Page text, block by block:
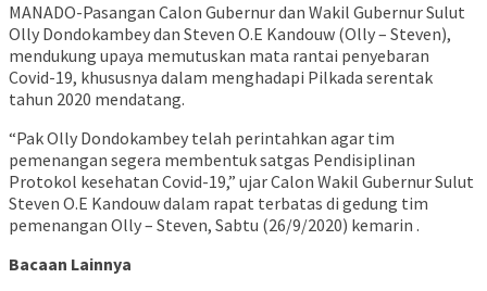
MANADO-Pasangan Calon Gubernur dan Wakil Gubernur Sulut
Olly Dondokambey dan Steven O.E Kandouw (Olly – Steven),
mendukung upaya memutuskan mata rantai penyebaran
Covid-19, khususnya dalam menghadapi Pilkada serentak
tahun 2020 mendatang.
“Pak Olly Dondokambey telah perintahkan agar tim
pemenangan segera membentuk satgas Pendisiplinan
Protokol kesehatan Covid-19,” ujar Calon Wakil Gubernur Sulut
Steven O.E Kandouw dalam rapat terbatas di gedung tim
pemenangan Olly – Steven, Sabtu (26/9/2020) kemarin .
Bacaan Lainnya